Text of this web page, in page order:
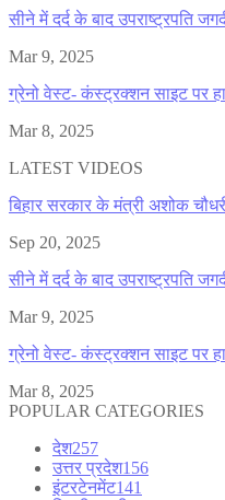
सीने में दर्द के बाद उपराष्ट्रपति
Mar 9, 2025
ग्रेनो वेस्ट- कंस्ट्रक्शन साइट पर
Mar 8, 2025
LATEST VIDEOS
बिहार सरकार के मंत्री अशोक
Sep 20, 2025
सीने में दर्द के बाद उपराष्ट्रपति
Mar 9, 2025
ग्रेनो वेस्ट- कंस्ट्रक्शन साइट पर
Mar 8, 2025
POPULAR CATEGORIES
देश257
उत्तर प्रदेश156
इंटरटेनमेंट141